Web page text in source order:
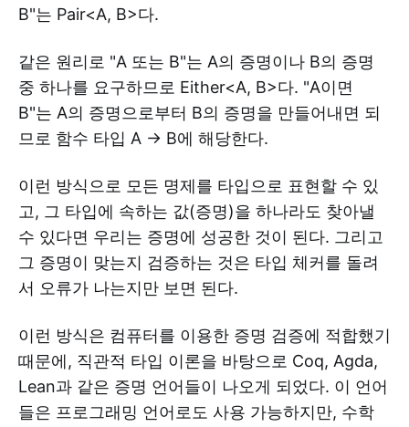
B"는 Pair<A, B>다.
같은 원리로 "A 또는 B"는 A의 증명이나 B의 증명
중 하나를 요구하므로 Either<A, B>다. "A이면
B"는 A의 증명으로부터 B의 증명을 만들어내면 되
므로 함수 타입 A -> B에 해당한다.
이런 방식으로 모든 명제를 타입으로 표현할 수 있
고, 그 타입에 속하는 값(증명)을 하나라도 찾아낼
수 있다면 우리는 증명에 성공한 것이 된다. 그리고
그 증명이 맞는지 검증하는 것은 타입 체커를 돌려
서 오류가 나는지만 보면 된다.
이런 방식은 컴퓨터를 이용한 증명 검증에 적합했기
때문에, 직관적 타입 이론을 바탕으로 Coq, Agda,
Lean과 같은 증명 언어들이 나오게 되었다. 이 언어
들은 프로그래밍 언어로도 사용 가능하지만, 수학